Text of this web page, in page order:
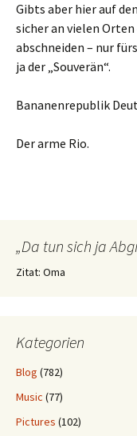
Gibts aber hier auf
sicher an vielen
abschneiden – nur
ja der „Souverän“.
Bananenrepublik
Der arme Rio.
„Da tun sich ja
Zitat: Oma
Kategorien
Blog (782)
Music (77)
Pictures (102)